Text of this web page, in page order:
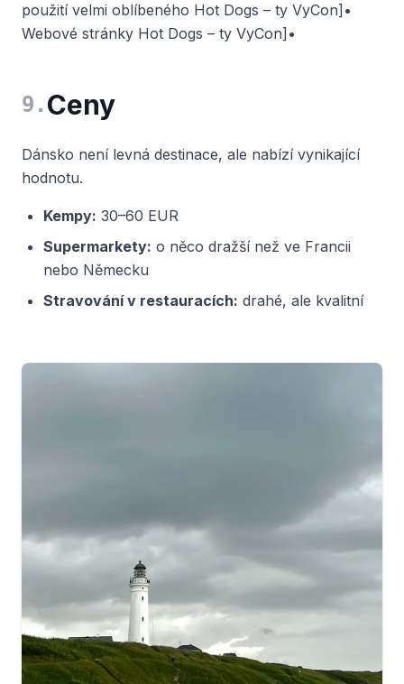
použití velmi oblíbeného Hot Dogs – ty VyCon]•
Webové stránky Hot Dogs – ty VyCon]•
9 . Ceny
Dánsko není levná destinace, ale nabízí vynikající
hodnotu.
Kempy: 30–60 EUR
Supermarkety: o něco dražší než ve Francii
nebo Německu
Stravování v restauracích: drahé, ale kvalitní